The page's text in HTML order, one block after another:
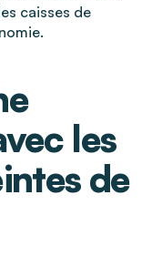
caisses de
les
de